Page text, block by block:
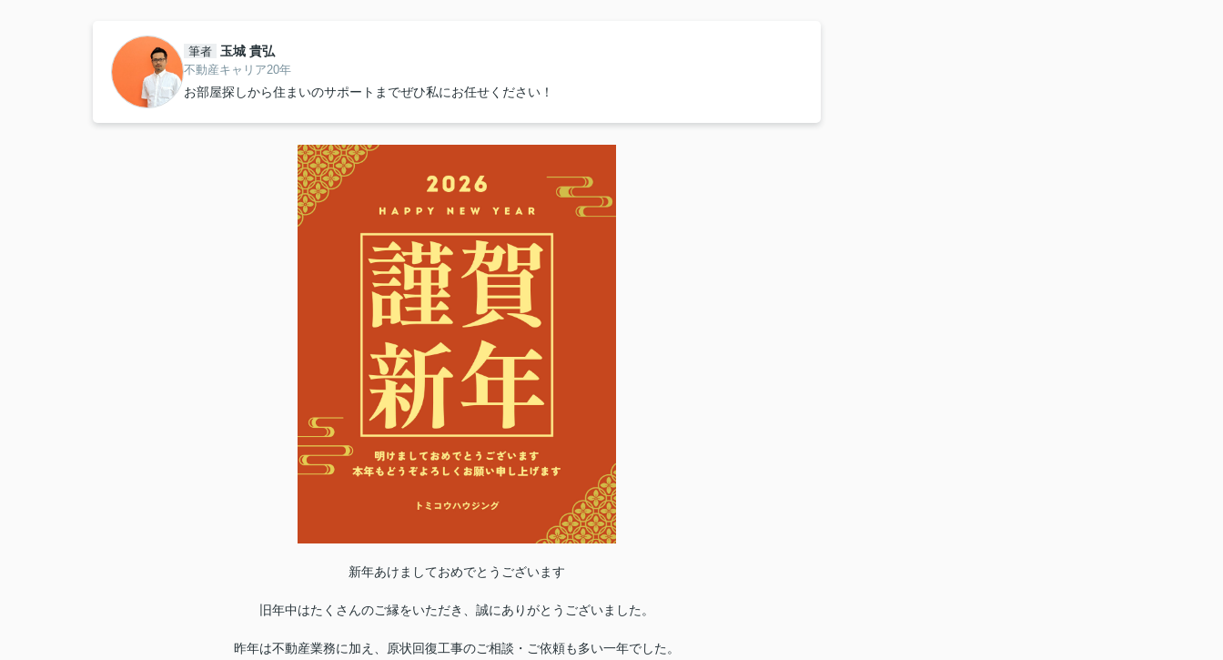
筆者 玉城 貴弘
不動産キャリア20年
お部屋探しから住まいのサポートまでぜひ私にお任せください！
新年あけましておめでとうございます
旧年中はたくさんのご縁をいただき、誠にありがとうございました。
昨年は不動産業務に加え、 原状回復工事のご相談・ご依頼も多い一年でした。